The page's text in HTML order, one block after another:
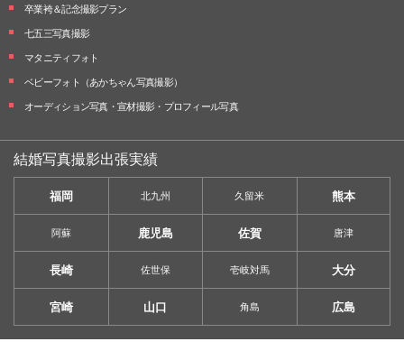
卒業袴＆記念撮影プラン
七五三写真撮影
マタニティフォト
ベビーフォト （あかちゃん写真撮影）
オーディション写真・ 宣材撮影・ プロフィール写真
結婚写真撮影出張実績
福岡 北九州 久留米 熊本
阿蘇 鹿児島 佐賀 唐津
長崎 佐世保 壱岐対馬 大分
宮崎 山口 角島 広島